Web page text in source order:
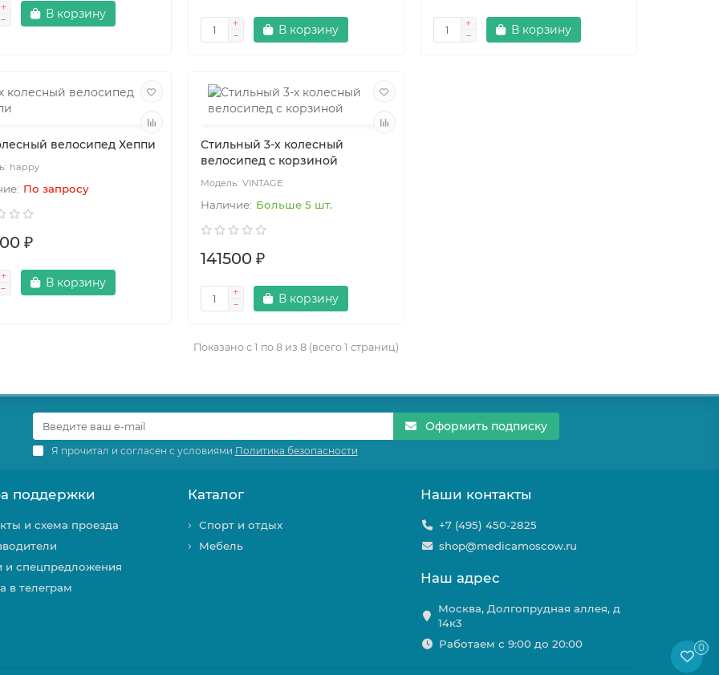
В корзину
В корзину В корзину
велосипед Хеппи
happy
По запросу
₽
В корзину
Стильный 3-х колесный
велосипед с корзиной
VINTAGE
Больше 5 шт.
141500 ₽
В корзину
Показано с 1 по 8 из 8 (всего 1 страниц)
Оформить подписку
Я прочитал и согласен с условиями Политика безопасности
поддержки
и схема проезда
и спецпредложения
в телеграм
Каталог
Спорт и отдых
Мебель
Наши контакты
+7 (495) 450-2825
shop@medicamoscow.ru
Наш адрес
Москва, Долгопрудная аллея, д
14к3
Работаем с 9:00 до 20:00
0